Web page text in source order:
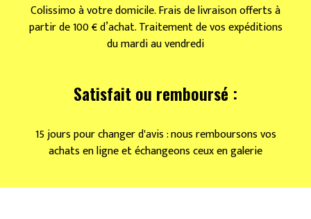
Colissimo à votre domicile. Frais de livraison offerts à
partir de 100 € d’achat. Traitement de vos expéditions
du mardi au vendredi
Satisfait ou remboursé :
15 jours pour changer d'avis : nous remboursons vos
achats en ligne et échangeons ceux en galerie